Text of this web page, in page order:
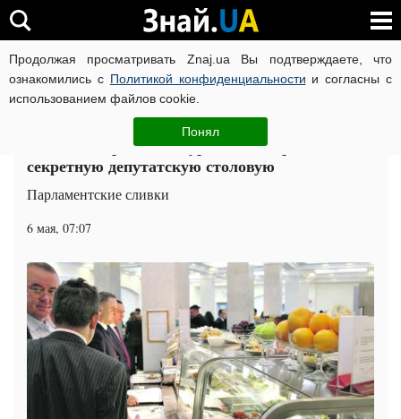
Продолжая просматривать Znaj.ua Вы подтверждаете, что
ознакомились с Политикой конфиденциальности и согласны с
использованием файлов cookie.
Понял
ВОЙНА РОССИИ ПРОТИВ УКРАИНЫ КОРОНАВИРУС В
Политика ЧИТАТИ УКРАЇНСЬКОЮ
Еда для избранных: журналисты проникли в
секретную депутатскую столовую
Парламентские сливки
6 мая, 07:07